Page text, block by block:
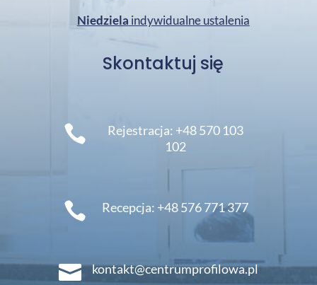
Niedziela indywidualne ustalenia
Skontaktuj się

Rejestracja: +48 570 103
102
 Recepcja: +48 576 771 377
 kontakt@centrumprofilowa.pl